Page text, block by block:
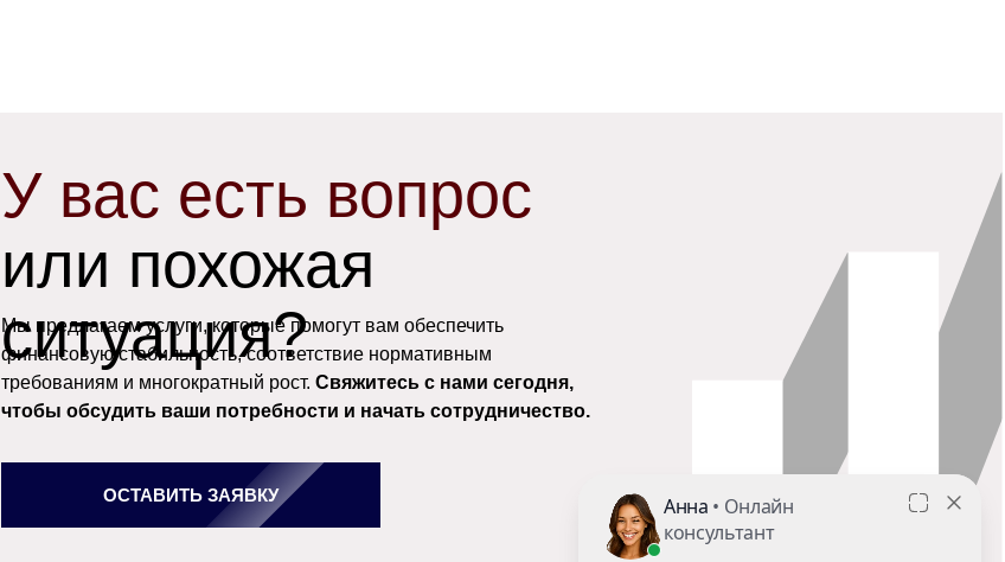
Мы предлагаем услуги, которые помогут вам обеспечить
финансовую стабильность, соответствие нормативным
требованиям и многократный рост. Свяжитесь с нами сегодня,
чтобы обсудить ваши потребности и начать сотрудничество.
У вас есть вопрос
или похожая
ситуация?
ОСТАВИТЬ ЗАЯВКУ